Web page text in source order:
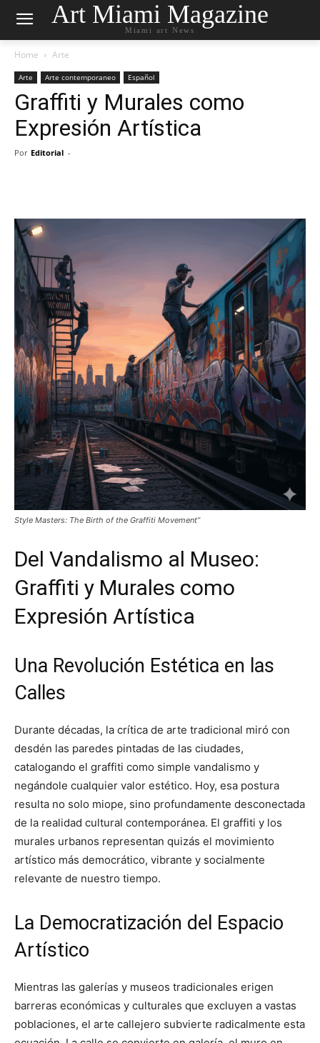
Art Miami Magazine
Miami art News
Home Arte
Arte Arte contemporaneo Español
Graffiti y Murales como
Expresión Artística
Por Editorial -
Style Masters: The Birth of the Graffiti Movement”
Del Vandalismo al Museo:
Graffiti y Murales como
Expresión Artística
Una Revolución Estética en las
Calles
Durante décadas, la crítica de arte tradicional miró con
desdén las paredes pintadas de las ciudades,
catalogando el graffiti como simple vandalismo y
negándole cualquier valor estético. Hoy, esa postura
resulta no solo miope, sino profundamente desconectada
de la realidad cultural contemporánea. El graffiti y los
murales urbanos representan quizás el movimiento
artístico más democrático, vibrante y socialmente
relevante de nuestro tiempo.
La Democratización del Espacio
Artístico
Mientras las galerías y museos tradicionales erigen
barreras económicas y culturales que excluyen a vastas
poblaciones, el arte callejero subvierte radicalmente esta